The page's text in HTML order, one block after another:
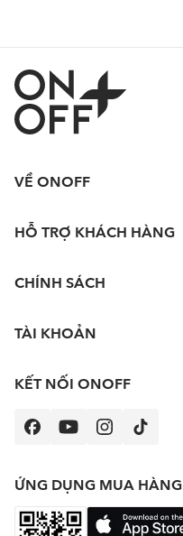
HỖ TRỢ KHÁCH HÀNG
TÀI KHOẢN
CHÍNH SÁCH
VỀ ONOFF
KẾT NỐI ONOFF
ỨNG DỤNG MUA HÀNG